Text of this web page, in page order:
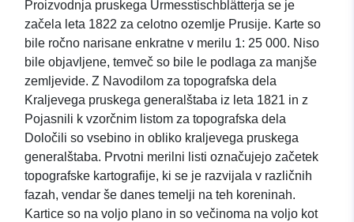
Proizvodnja pruskega Urmesstischblätterja se je
začela leta 1822 za celotno ozemlje Prusije. Karte so
bile ročno narisane enkratne v merilu 1: 25 000. Niso
bile objavljene, temveč so bile le podlaga za manjše
zemljevide. Z Navodilom za topografska dela
Kraljevega pruskega generalštaba iz leta 1821 in z
Pojasnili k vzorčnim listom za topografska dela
Določili so vsebino in obliko kraljevega pruskega
generalštaba. Prvotni merilni listi označujejo začetek
topografske kartografije, ki se je razvijala v različnih
fazah, vendar še danes temelji na teh koreninah.
Kartice so na voljo plano in so večinoma na voljo kot